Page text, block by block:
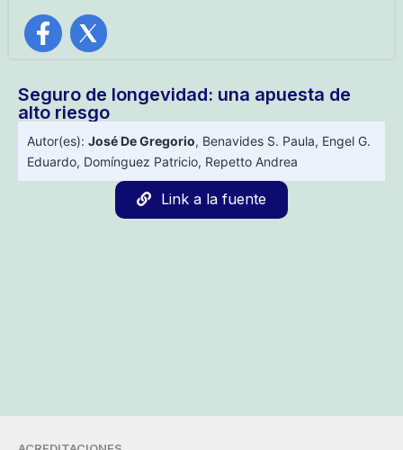
Seguro de longevidad: una apuesta de
alto riesgo
Autor(es): José De Gregorio, Benavides S. Paula, Engel G.
Eduardo, Domínguez Patricio, Repetto Andrea
Link a la fuente